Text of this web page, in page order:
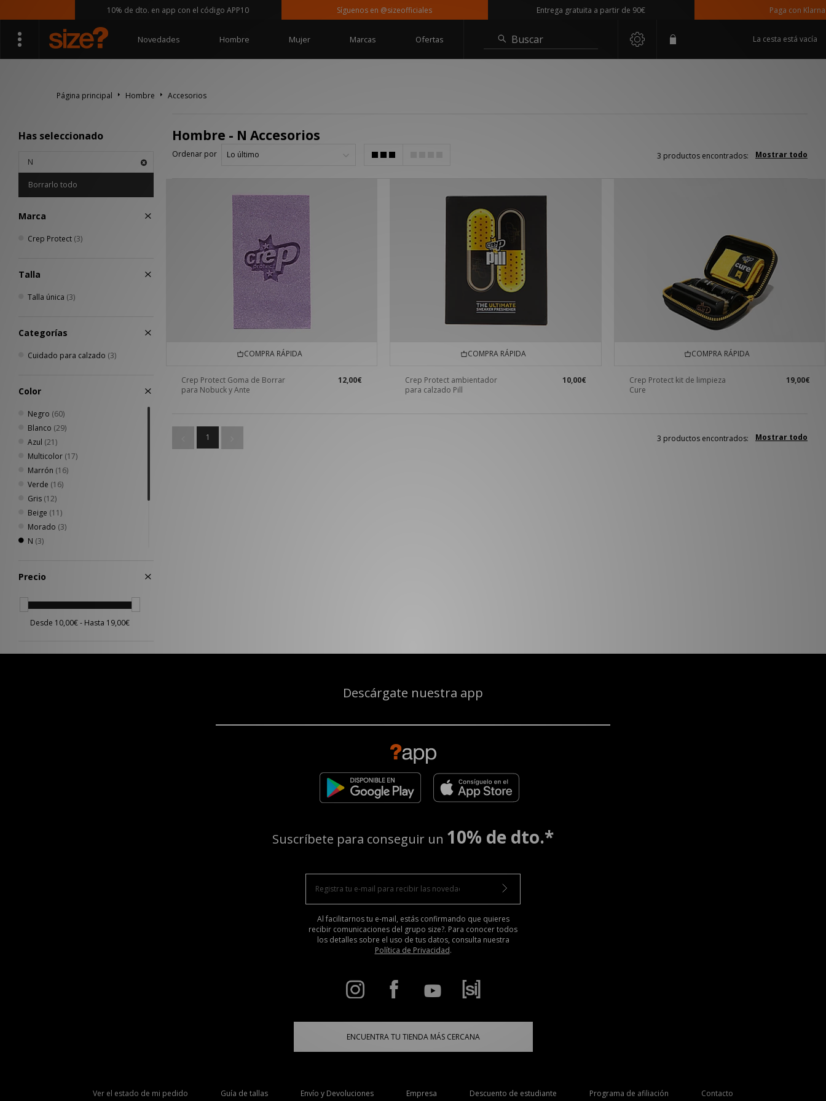
10% de dto. en app con el código APP10 Síguenos en @sizeofficiales Entrega gratuita a partir de 90€ Paga con Klarna
Novedades Hombre Mujer Marcas Ofertas Buscar La cesta está vacía
Página principal Hombre Accesorios
Has seleccionado
N
Borrarlo todo
Marca
Crep Protect (3)
Talla
Talla única (3)
Categorías
Cuidado para calzado (3)
Color
Negro (60)
Blanco (29)
Azul (21)
Multicolor (17)
Marrón (16)
Verde (16)
Gris (12)
Beige (11)
Morado (3)
N (3)
Naranja
Plateado
Rojo(1)
Precio
Hombre - N Accesorios
Ordenar por Mostrar todo
3 productos encontrados:
COMPRA RÁPIDA
Crep Protect Goma de Borrar
para Nobuck y Ante
12,00€
COMPRA RÁPIDA
Crep Protect ambientador
para calzado Pill
10,00€
COMPRA RÁPIDA
Crep Protect kit de limpieza
Cure
19,00€
1 Mostrar todo
3 productos encontrados:
Descárgate nuestra app
Suscríbete para conseguir un 10% de dto.*
Al facilitarnos tu e-mail, estás confirmando que quieres
recibir comunicaciones del grupo size?. Para conocer todos
los detalles sobre el uso de tus datos, consulta nuestra
Política de Privacidad.
ENCUENTRA TU TIENDA MÁS CERCANA
Ver el estado de mi pedido Guía de tallas Envío y Devoluciones Empresa Descuento de estudiante Programa de afiliación Contacto